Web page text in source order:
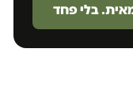
בלי פחד